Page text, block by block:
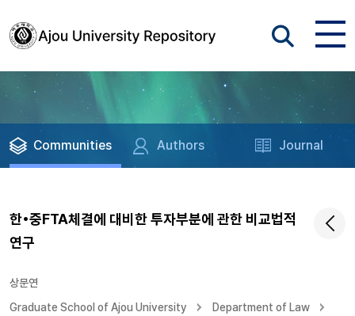
Communities Authors Journal
한•중FTA체결에 대비한 투자부분에 관한 비교법적
연구
상문연
Graduate School of Ajou University
Department of Law